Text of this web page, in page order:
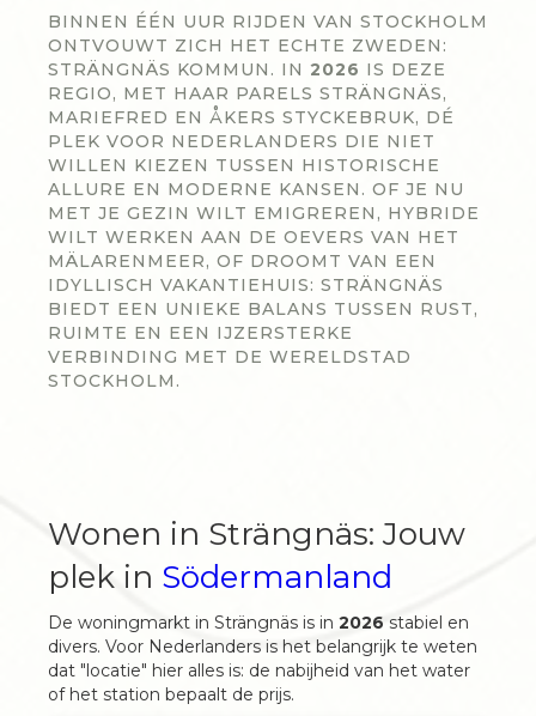
BINNEN ÉÉN UUR RIJDEN VAN STOCKHOLM
ONTVOUWT ZICH HET ECHTE ZWEDEN:
STRÄNGNÄS KOMMUN. IN 2026 IS DEZE
REGIO, MET HAAR PARELS STRÄNGNÄS,
MARIEFRED EN ÅKERS STYCKEBRUK, DÉ
PLEK VOOR NEDERLANDERS DIE NIET
WILLEN KIEZEN TUSSEN HISTORISCHE
ALLURE EN MODERNE KANSEN. OF JE NU
MET JE GEZIN WILT EMIGREREN, HYBRIDE
WILT WERKEN AAN DE OEVERS VAN HET
MÄLARENMEER, OF DROOMT VAN EEN
IDYLLISCH VAKANTIEHUIS: STRÄNGNÄS
BIEDT EEN UNIEKE BALANS TUSSEN RUST,
RUIMTE EN EEN IJZERSTERKE
VERBINDING MET DE WERELDSTAD
STOCKHOLM.
Wonen in Strängnäs: Jouw
plek in Södermanland
De woningmarkt in Strängnäs is in 2026 stabiel en
divers. Voor Nederlanders is het belangrijk te weten
dat "locatie" hier alles is: de nabijheid van het water
of het station bepaalt de prijs.